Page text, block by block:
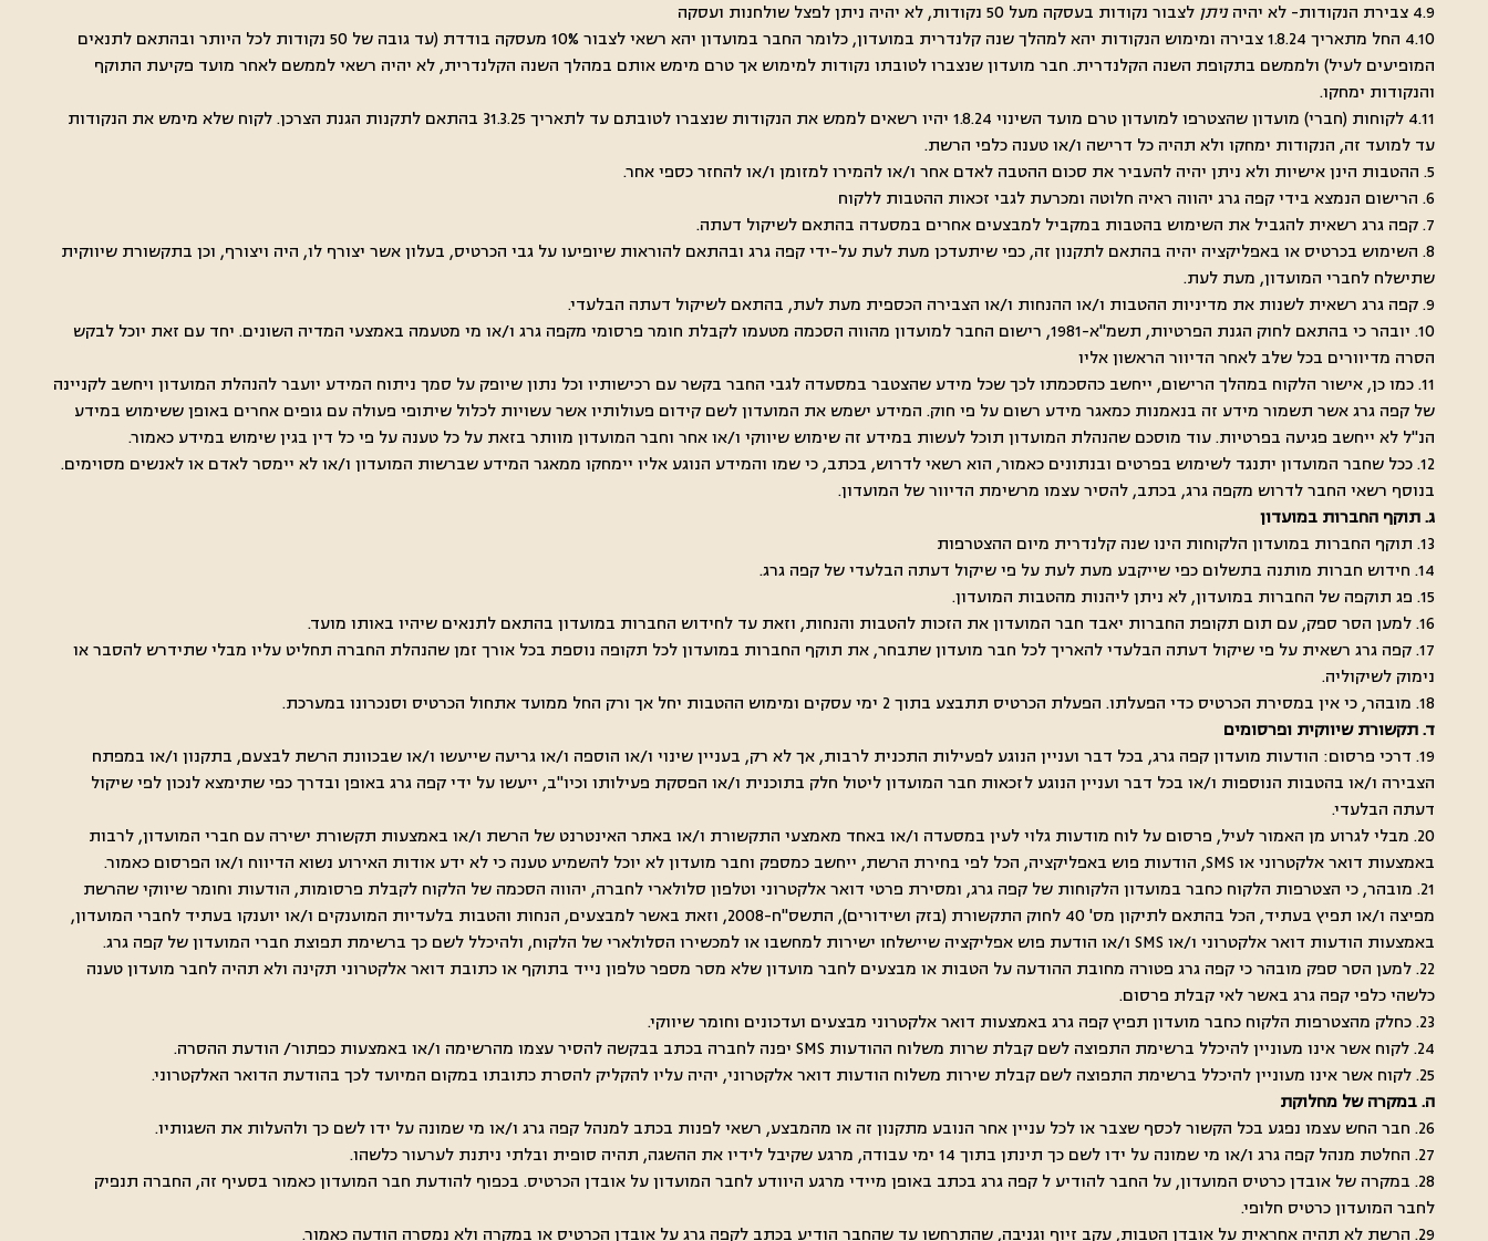
4.9 צבירת הנקודות- לא יהיה
ניתן לצבור נקודות בעסקה מעל 50 נקודות, לא יהיה ניתן לפצל שולחנות ועסקה
4.10 החל מתאריך 1.8.24 צבירה ומימוש הנקודות יהא למהלך שנה קלנדרית במועדון, כלומר החבר במועדון יהא רשאי לצבור 10% מעסקה בודדת (עד גובה של 50 נקודות לכל היותר ובהתאם לתנאים
המופיעים לעיל) ולממשם בתקופת השנה הקלנדרית. חבר מועדון שנצברו לטובתו נקודות למימוש אך טרם מימש אותם במהלך השנה הקלנדרית, לא יהיה רשאי לממשם לאחר מועד פקיעת התוקף
והנקודות ימחקו.
4.11 לקוחות (חברי) מועדון שהצטרפו למועדון טרם מועד השינוי 1.8.24 יהיו רשאים לממש את הנקודות שנצברו לטובתם עד לתאריך 31.3.25 בהתאם לתקנות הגנת הצרכן. לקוח שלא מימש את הנקודות
עד למועד זה, הנקודות ימחקו ולא תהיה כל דרישה ו/או טענה כלפי הרשת.
5. ההטבות הינן אישיות ולא ניתן יהיה להעביר את סכום ההטבה לאדם אחר ו/או להמירו למזומן ו/או להחזר כספי אחר.
6. הרישום הנמצא בידי קפה גרג יהווה ראיה חלוטה ומכרעת לגבי זכאות ההטבות ללקוח
7. קפה גרג רשאית להגביל את השימוש בהטבות במקביל למבצעים אחרים במסעדה בהתאם לשיקול דעתה.
8. השימוש בכרטיס או באפליקציה יהיה בהתאם לתקנון זה, כפי שיתעדכן מעת לעת על-ידי קפה גרג ובהתאם להוראות שיופיעו על גבי הכרטיס, בעלון אשר יצורף לו, היה ויצורף, וכן בתקשורת שיווקית
שתישלח לחברי המועדון, מעת לעת.
9. קפה גרג רשאית לשנות את מדיניות ההטבות ו/או ההנחות ו/או הצבירה הכספית מעת לעת, בהתאם לשיקול דעתה הבלעדי.
10. יובהר כי בהתאם לחוק הגנת הפרטיות, תשמ"א-1981, רישום החבר למועדון מהווה הסכמה מטעמו לקבלת חומר פרסומי מקפה גרג ו/או מי מטעמה באמצעי המדיה השונים. יחד עם זאת יוכל לבקש
הסרה מדיוורים בכל שלב לאחר הדיוור הראשון אליו
11. כמו כן, אישור הלקוח במהלך הרישום, ייחשב כהסכמתו לכך שכל מידע שהצטבר במסעדה לגבי החבר בקשר עם רכישותיו וכל נתון שיופק על סמך ניתוח המידע יועבר להנהלת המועדון ויחשב לקניינה
של קפה גרג אשר תשמור מידע זה בנאמנות כמאגר מידע רשום על פי חוק. המידע ישמש את המועדון לשם קידום פעולותיו אשר עשויות לכלול שיתופי פעולה עם גופים אחרים באופן ששימוש במידע
הנ"ל לא ייחשב פגיעה בפרטיות. עוד מוסכם שהנהלת המועדון תוכל לעשות במידע זה שימוש שיווקי ו/או אחר וחבר המועדון מוותר בזאת על כל טענה על פי כל דין בגין שימוש במידע כאמור.
12. ככל שחבר המועדון יתנגד לשימוש בפרטים ובנתונים כאמור, הוא רשאי לדרוש, בכתב, כי שמו והמידע הנוגע אליו יימחקו ממאגר המידע שברשות המועדון ו/או לא יימסר לאדם או לאנשים מסוימים.
בנוסף רשאי החבר לדרוש מקפה גרג, בכתב, להסיר עצמו מרשימת הדיוור של המועדון.
ג. תוקף החברות במועדון
13. תוקף החברות במועדון הלקוחות הינו שנה קלנדרית מיום ההצטרפות
14. חידוש חברות מותנה בתשלום כפי שייקבע מעת לעת על פי שיקול דעתה הבלעדי של קפה גרג.
15. פג תוקפה של החברות במועדון, לא ניתן ליהנות מהטבות המועדון.
16. למען הסר ספק, עם תום תקופת החברות יאבד חבר המועדון את הזכות להטבות והנחות, וזאת עד לחידוש החברות במועדון בהתאם לתנאים שיהיו באותו מועד.
17. קפה גרג רשאית על פי שיקול דעתה הבלעדי להאריך לכל חבר מועדון שתבחר, את תוקף החברות במועדון לכל תקופה נוספת בכל אורך זמן שהנהלת החברה תחליט עליו מבלי שתידרש להסבר או
נימוק לשיקוליה.
18. מובהר, כי אין במסירת הכרטיס כדי הפעלתו. הפעלת הכרטיס תתבצע בתוך 2 ימי עסקים ומימוש ההטבות יחל אך ורק החל ממועד אתחול הכרטיס וסנכרונו במערכת.
ד. תקשורת שיווקית ופרסומים
19. דרכי פרסום: הודעות מועדון קפה גרג, בכל דבר ועניין הנוגע לפעילות התכנית לרבות, אך לא רק, בעניין שינוי ו/או הוספה ו/או גריעה שייעשו ו/או שבכוונת הרשת לבצעם, בתקנון ו/או במפתח
הצבירה ו/או בהטבות הנוספות ו/או בכל דבר ועניין הנוגע לזכאות חבר המועדון ליטול חלק בתוכנית ו/או הפסקת פעילותו וכיו"ב, ייעשו על ידי קפה גרג באופן ובדרך כפי שתימצא לנכון לפי שיקול
דעתה הבלעדי.
20. מבלי לגרוע מן האמור לעיל, פרסום על לוח מודעות גלוי לעין במסעדה ו/או באחד מאמצעי התקשורת ו/או באתר האינטרנט של הרשת ו/או באמצעות תקשורת ישירה עם חברי המועדון, לרבות
באמצעות דואר אלקטרוני או SMS, הודעות פוש באפליקציה, הכל לפי בחירת הרשת, ייחשב כמספק וחבר מועדון לא יוכל להשמיע טענה כי לא ידע אודות האירוע נשוא הדיווח ו/או הפרסום כאמור.
21. מובהר, כי הצטרפות הלקוח כחבר במועדון הלקוחות של קפה גרג, ומסירת פרטי דואר אלקטרוני וטלפון סלולארי לחברה, יהווה הסכמה של הלקוח לקבלת פרסומות, הודעות וחומר שיווקי שהרשת
מפיצה ו/או תפיץ בעתיד, הכל בהתאם לתיקון מס' 40 לחוק התקשורת (בזק ושידורים), התשס"ח-2008, וזאת באשר למבצעים, הנחות והטבות בלעדיות המוענקים ו/או יוענקו בעתיד לחברי המועדון,
באמצעות הודעות דואר אלקטרוני ו/או SMS ו/או הודעת פוש אפליקציה שיישלחו ישירות למחשבו או למכשירו הסלולארי של הלקוח, ולהיכלל לשם כך ברשימת תפוצת חברי המועדון של קפה גרג.
22. למען הסר ספק מובהר כי קפה גרג פטורה מחובת ההודעה על הטבות או מבצעים לחבר מועדון שלא מסר מספר טלפון נייד בתוקף או כתובת דואר אלקטרוני תקינה ולא תהיה לחבר מועדון טענה
כלשהי כלפי קפה גרג באשר לאי קבלת פרסום.
23. כחלק מהצטרפות הלקוח כחבר מועדון תפיץ קפה גרג באמצעות דואר אלקטרוני מבצעים ועדכונים וחומר שיווקי.
24. לקוח אשר אינו מעוניין להיכלל ברשימת התפוצה לשם קבלת שרות משלוח ההודעות SMS יפנה לחברה בכתב בבקשה להסיר עצמו מהרשימה ו/או באמצעות כפתור/ הודעת ההסרה.
25. לקוח אשר אינו מעוניין להיכלל ברשימת התפוצה לשם קבלת שירות משלוח הודעות דואר אלקטרוני, יהיה עליו להקליק להסרת כתובתו במקום המיועד לכך בהודעת הדואר האלקטרוני.
ה. במקרה של מחלוקת
26. חבר החש עצמו נפגע בכל הקשור לכסף שצבר או לכל עניין אחר הנובע מתקנון זה או מהמבצע, רשאי לפנות בכתב למנהל קפה גרג ו/או מי שמונה על ידו לשם כך ולהעלות את השגותיו.
27. החלטת מנהל קפה גרג ו/או מי שמונה על ידו לשם כך תינתן בתוך 14 ימי עבודה, מרגע שקיבל לידיו את ההשגה, תהיה סופית ובלתי ניתנת לערעור כלשהו.
28. במקרה של אובדן כרטיס המועדון, על החבר להודיע ל קפה גרג בכתב באופן מיידי מרגע היוודע לחבר המועדון על אובדן הכרטיס. בכפוף להודעת חבר המועדון כאמור בסעיף זה, החברה תנפיק
לחבר המועדון כרטיס חלופי.
29. הרשת לא תהיה אחראית על אובדן הטבות, עקב זיוף וגניבה, שהתרחשו עד שהחבר הודיע בכתב לקפה גרג על אובדן הכרטיס או במקרה ולא נמסרה הודעה כאמור.